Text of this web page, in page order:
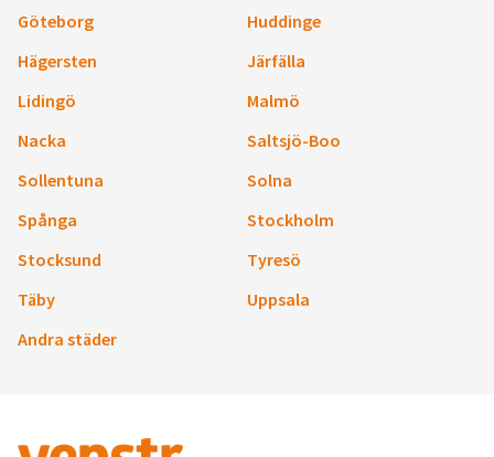
Göteborg
Huddinge
Hägersten
Järfälla
Lidingö
Malmö
Nacka
Saltsjö-Boo
Sollentuna
Solna
Spånga
Stockholm
Stocksund
Tyresö
Täby
Uppsala
Andra städer